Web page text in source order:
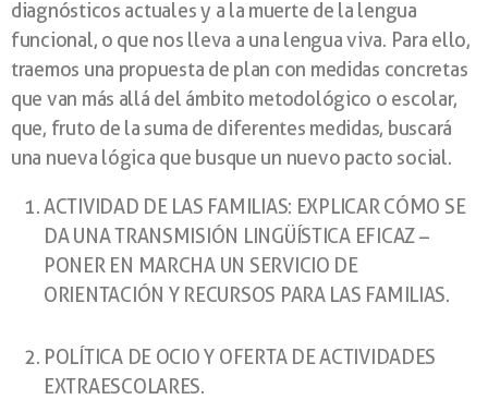
diagnósticos actuales y a la muerte de la lengua
funcional, o que nos lleva a una lengua viva. Para ello,
traemos una propuesta de plan con medidas concretas
que van más allá del ámbito metodológico o escolar,
que, fruto de la suma de diferentes medidas, buscará
una nueva lógica que busque un nuevo pacto social.
ACTIVIDAD DE LAS FAMILIAS: EXPLICAR CÓMO SE
DA UNA TRANSMISIÓN LINGÜÍSTICA EFICAZ –
PONER EN MARCHA UN SERVICIO DE
ORIENTACIÓN Y RECURSOS PARA LAS FAMILIAS.
POLÍTICA DE OCIO Y OFERTA DE ACTIVIDADES
EXTRAESCOLARES.